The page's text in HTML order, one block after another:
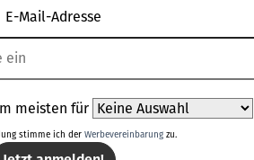
Preis:
Beistelltis
ch 2er Set
– Dalias
Verkaufspreis:
149,00 €
Klapptisc
h |
Teakholz –
E-Mail-Adresse
meisten für
stimme ich der Werbevereinbarungzu.